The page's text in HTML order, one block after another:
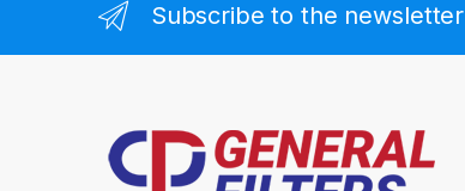
Subscribe to the newsletter